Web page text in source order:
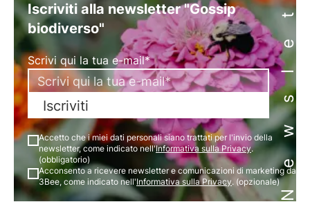
Iscriviti alla newsletter "Gossip
biodiverso"
Scrivi qui la tua e-mail*
Iscriviti
Accetto che i miei dati personali siano trattati per l'invio della
newsletter, come indicato nell'Informativa sulla Privacy.
(obbligatorio)
Acconsento a ricevere newsletter e comunicazioni di marketing da
3Bee, come indicato nell'Informativa sulla Privacy. (opzionale)